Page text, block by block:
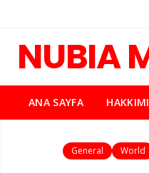
NUBIA
ANA SAYFA
General World